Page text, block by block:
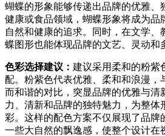
蝴蝶的形象能够传递出品牌的优雅、
健康或食品领域，蝴蝶形象将成为品
自然和健康的追求。同时，在文学、
蝶图形也能体现品牌的文艺、灵动和
色彩选择建议： 建议采用柔和的粉紫
配。粉紫色代表优雅、柔和和浪漫，
而和谐的对比，突显品牌的优雅与清
力、清新和品牌的独特魅力，为整体
彩。这样的配色方案不仅展现了品牌
一些大自然的飘逸感，使整个设计在